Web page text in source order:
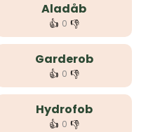
Aladåb
👍 0 👎
Garderob
👍 0 👎
Hydrofob
👍 0 👎